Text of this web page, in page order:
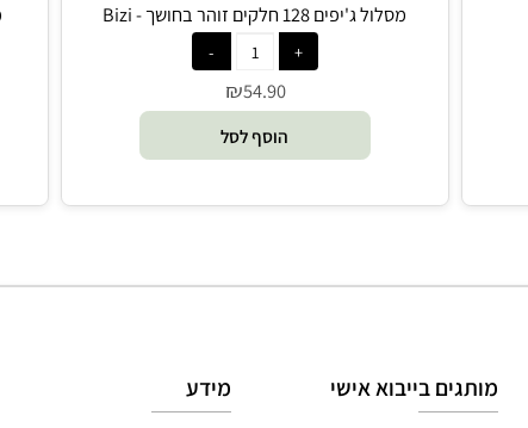
₪54.90
הוסף לסל